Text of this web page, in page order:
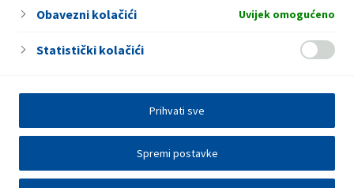
Obavezni kolačići Uvijek omogućeno
Statistički kolačići
Spremi postavke
Prihvati sve